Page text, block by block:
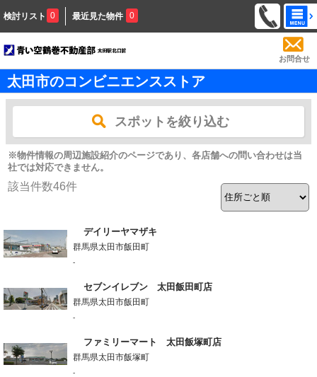
検討リスト 0 最近見た物件 0
お問合せ
太田市のコンビニエンスストア
スポットを絞り込む
※物件情報の周辺施設紹介のページであり、各店舗への問い合わせは当
社では対応できません。
該当件数46件
デイリーヤマザキ
群馬県太田市飯田町
-
セブンイレブン 太田飯田町店
群馬県太田市飯田町
-
ファミリーマート 太田飯塚町店
群馬県太田市飯塚町
-